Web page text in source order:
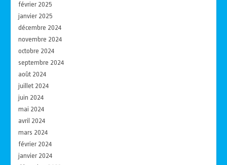
février 2025
janvier 2025
décembre 2024
novembre 2024
octobre 2024
septembre 2024
août 2024
juillet 2024
juin 2024
mai 2024
avril 2024
mars 2024
février 2024
janvier 2024